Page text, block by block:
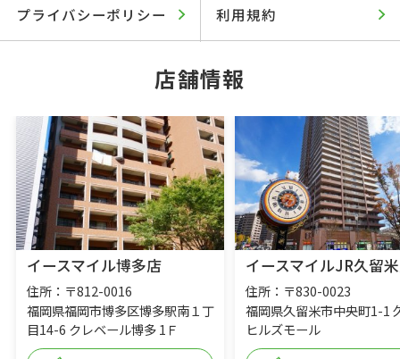
プライバシーポリシー 利用規約
店舗情報
イースマイル博多店
住所：〒812-0016
福岡県福岡市博多区博多駅南１丁
目14-6 クレベール博多 1Ｆ
イースマイルJR久留
住所：〒830-0023
福岡県久留米市中央町1-1
ヒルズモール